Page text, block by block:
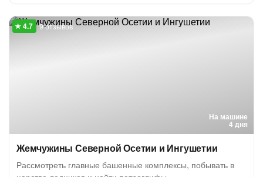
На машине
4 дня
9 отзывов
Жемчужины Северной Осетии и Ингушетии
Рассмотреть главные башенные комплексы, побывать в